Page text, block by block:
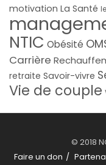
motivation La Santé
NTIC Obésité
Carrière
retraite Savoir-vivre
Vie de couple
© 2018
Faire un don